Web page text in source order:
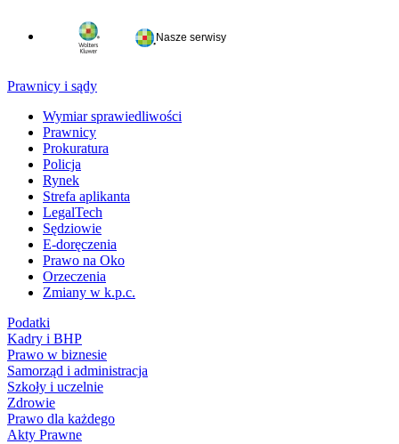
Nasze serwisy
Prawnicy i sądy
Wymiar sprawiedliwości
Prawnicy
Prokuratura
Policja
Rynek
Strefa aplikanta
LegalTech
Sędziowie
E-doręczenia
Prawo na Oko
Orzeczenia
Zmiany w k.p.c.
Podatki
Kadry i BHP
Prawo w biznesie
Samorząd i administracja
Szkoły i uczelnie
Zdrowie
Prawo dla każdego
Akty Prawne